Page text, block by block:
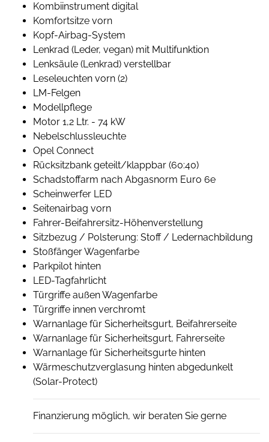
Kombiinstrument digital
Komfortsitze vorn
Kopf-Airbag-System
Lenkrad (Leder, vegan) mit Multifunktion
Lenksäule (Lenkrad) verstellbar
Leseleuchten vorn (2)
LM-Felgen
Modellpflege
Motor 1,2 Ltr. - 74 kW
Nebelschlussleuchte
Opel Connect
Rücksitzbank geteilt/klappbar (60:40)
Schadstoffarm nach Abgasnorm Euro 6e
Scheinwerfer LED
Seitenairbag vorn
Fahrer-Beifahrersitz-Höhenverstellung
Sitzbezug / Polsterung: Stoff / Ledernachbildung
Stoßfänger Wagenfarbe
Parkpilot hinten
LED-Tagfahrlicht
Türgriffe außen Wagenfarbe
Türgriffe innen verchromt
Warnanlage für Sicherheitsgurt, Beifahrerseite
Warnanlage für Sicherheitsgurt, Fahrerseite
Warnanlage für Sicherheitsgurte hinten
Wärmeschutzverglasung hinten abgedunkelt
(Solar-Protect)
Finanzierung möglich, wir beraten Sie gerne